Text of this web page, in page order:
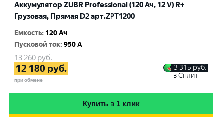
Аккумулятор ZUBR Professional (120 Ач, 12 V) R+
Грузовая, Прямая D2 арт.ZPT1200
Емкость: 120 Ач
Пусковой ток:950 A
13 260руб.
12 180 руб.
при обмене
3 315 руб.
в Сплит
Купить в 1 клик